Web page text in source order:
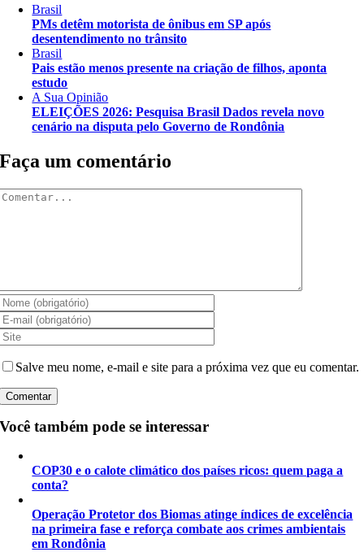
Brasil
PMs detêm motorista de ônibus em SP após
desentendimento no trânsito
Brasil
Pais estão menos presente na criação de filhos, aponta
estudo
A Sua Opinião
ELEIÇÕES 2026: Pesquisa Brasil Dados revela novo
cenário na disputa pelo Governo de Rondônia
Faça um comentário
Salve meu nome, e-mail e site para a próxima vez que eu comentar.
Você também pode se interessar
COP30 e o calote climático dos países ricos: quem paga a
conta?
Operação Protetor dos Biomas atinge índices de excelência
na primeira fase e reforça combate aos crimes ambientais
em Rondônia